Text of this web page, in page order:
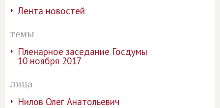
Лента новостей
темы
Пленарное заседание Госдумы
10 ноября 2017
лица
Нилов Олег Анатольевич